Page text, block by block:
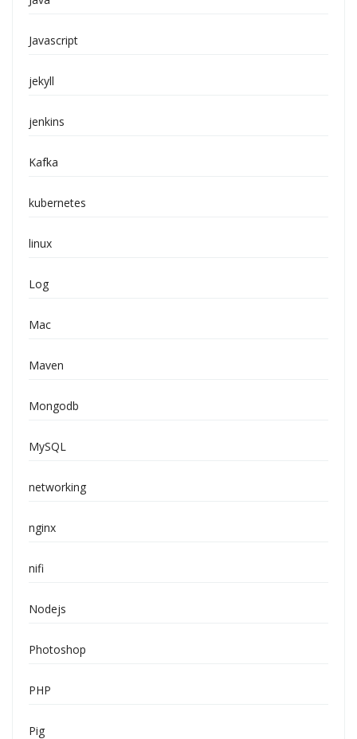
Javascript
jekyll
jenkins
Kafka
kubernetes
linux
Log
Mac
Maven
Mongodb
MySQL
networking
nginx
nifi
Nodejs
Photoshop
PHP
Pig